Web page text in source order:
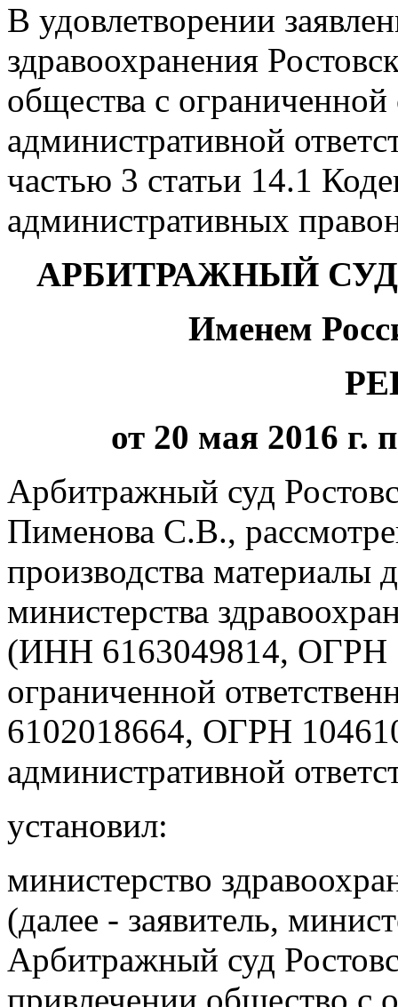
В удовлетворении
здравоохранения
общества с
административной
частью 3 статьи 14.1
административных
АРБИТРАЖНЫЙ
Именем
от 20 мая 2016 г.
Арбитражный суд
Пименова С.В.,
производства материалы
министерства
(ИНН 6163049814, ОГРН
ограниченной
6102018664, ОГРН
административной
установил:
министерство
(далее - заявитель,
Арбитражный суд